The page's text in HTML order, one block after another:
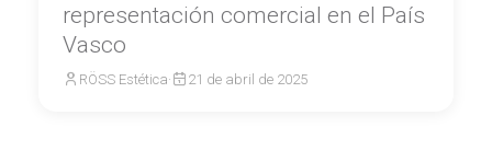
representación comercial en el País
Vasco
RÖSS Estética· 21 de abril de 2025